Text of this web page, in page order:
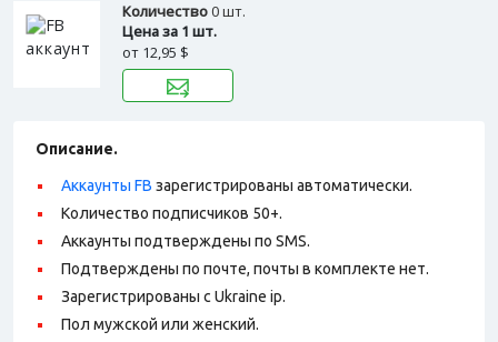
Количество0 шт.
Цена за 1 шт.
от 12,95 $
Описание.
Аккаунты FB зарегистрированы автоматически.
Количество подписчиков 50+.
Аккаунты подтверждены по SMS.
Подтверждены по почте, почты в комплекте нет.
Зарегистрированы с Ukraine ip.
Пол мужской или женский.